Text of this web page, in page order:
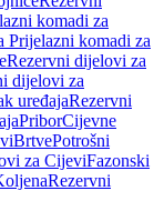
komadi za
Prijelazni komadi za
Rezervni dijelovi za
dijelovi za
uređajaRezervni
PriborCijevne
BrtvePotrošni
za CijeviFazonski
Rezervni